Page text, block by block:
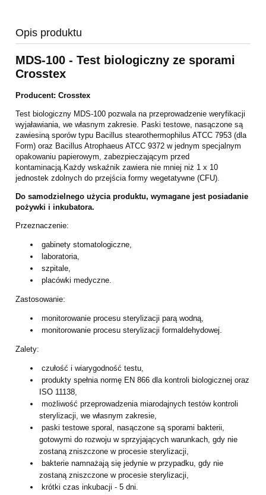
Opis produktu
MDS-100 - Test biologiczny ze sporami
Crosstex
Producent: Crosstex
Test biologiczny MDS-100 pozwala na przeprowadzenie weryfikacji
wyjaławiania, we własnym zakresie. Paski testowe, nasączone są
zawiesiną sporów typu Bacillus stearothermophilus ATCC 7953 (dla
Form) oraz Bacillus Atrophaeus ATCC 9372 w jednym specjalnym
opakowaniu papierowym, zabezpieczającym przed
kontaminacją.Każdy wskaźnik zawiera nie mniej niż 1 x 10
jednostek zdolnych do przejścia formy wegetatywne (CFU).
Do samodzielnego użycia produktu, wymagane jest posiadanie
pożywki i inkubatora.
Przeznaczenie:
gabinety stomatologiczne,
laboratoria,
szpitale,
placówki medyczne.
Zastosowanie:
monitorowanie procesu sterylizacji parą wodną,
monitorowanie procesu sterylizacji formaldehydowej.
Zalety:
czułość i wiarygodność testu,
produkty spełnia normę EN 866 dla kontroli biologicznej oraz
ISO 11138,
możliwość przeprowadzenia miarodajnych testów kontroli
sterylizacji, we własnym zakresie,
paski testowe sporal, nasączone są sporami bakterii,
gotowymi do rozwoju w sprzyjających warunkach, gdy nie
zostaną zniszczone w procesie sterylizacji,
bakterie namnażają się jedynie w przypadku, gdy nie
zostaną zniszczone w procesie sterylizacji,
krótki czas inkubacji - 5 dni.